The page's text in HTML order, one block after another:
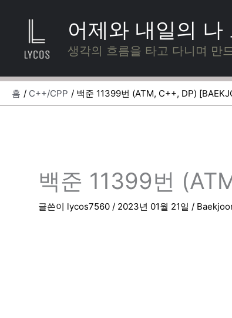
너
기
어제와 내일의 나
생각의 흐름을 타고 다니며 만
홈 C++/CPP 백준 11399번 (ATM, C++, DP)
백준 11399번
글쓴이 lycos7560 / 2023년 01월 21일 /